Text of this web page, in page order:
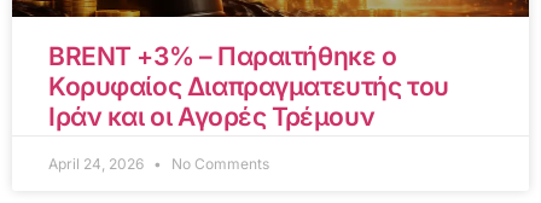
BRENT +3% – Παραιτήθηκε ο
Κορυφαίος Διαπραγματευτής του
Ιράν και οι Αγορές Τρέμουν
April 24, 2026 No Comments